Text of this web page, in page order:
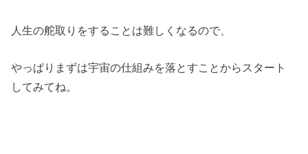
人生の舵取りをすることは難しくなるので、
やっぱりまずは宇宙の仕組みを落とすことからスタート
してみてね。